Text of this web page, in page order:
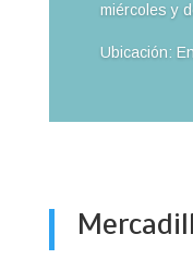
miércoles y
Ubicación: